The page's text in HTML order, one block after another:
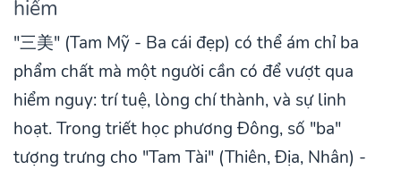
hiểm
"三美" (Tam Mỹ - Ba cái đẹp) có thể ám chỉ ba
phẩm chất mà một người cần có để vượt qua
hiểm nguy: trí tuệ, lòng chí thành, và sự linh
hoạt. Trong triết học phương Đông, số "ba"
tượng trưng cho "Tam Tài" (Thiên, Địa, Nhân) -